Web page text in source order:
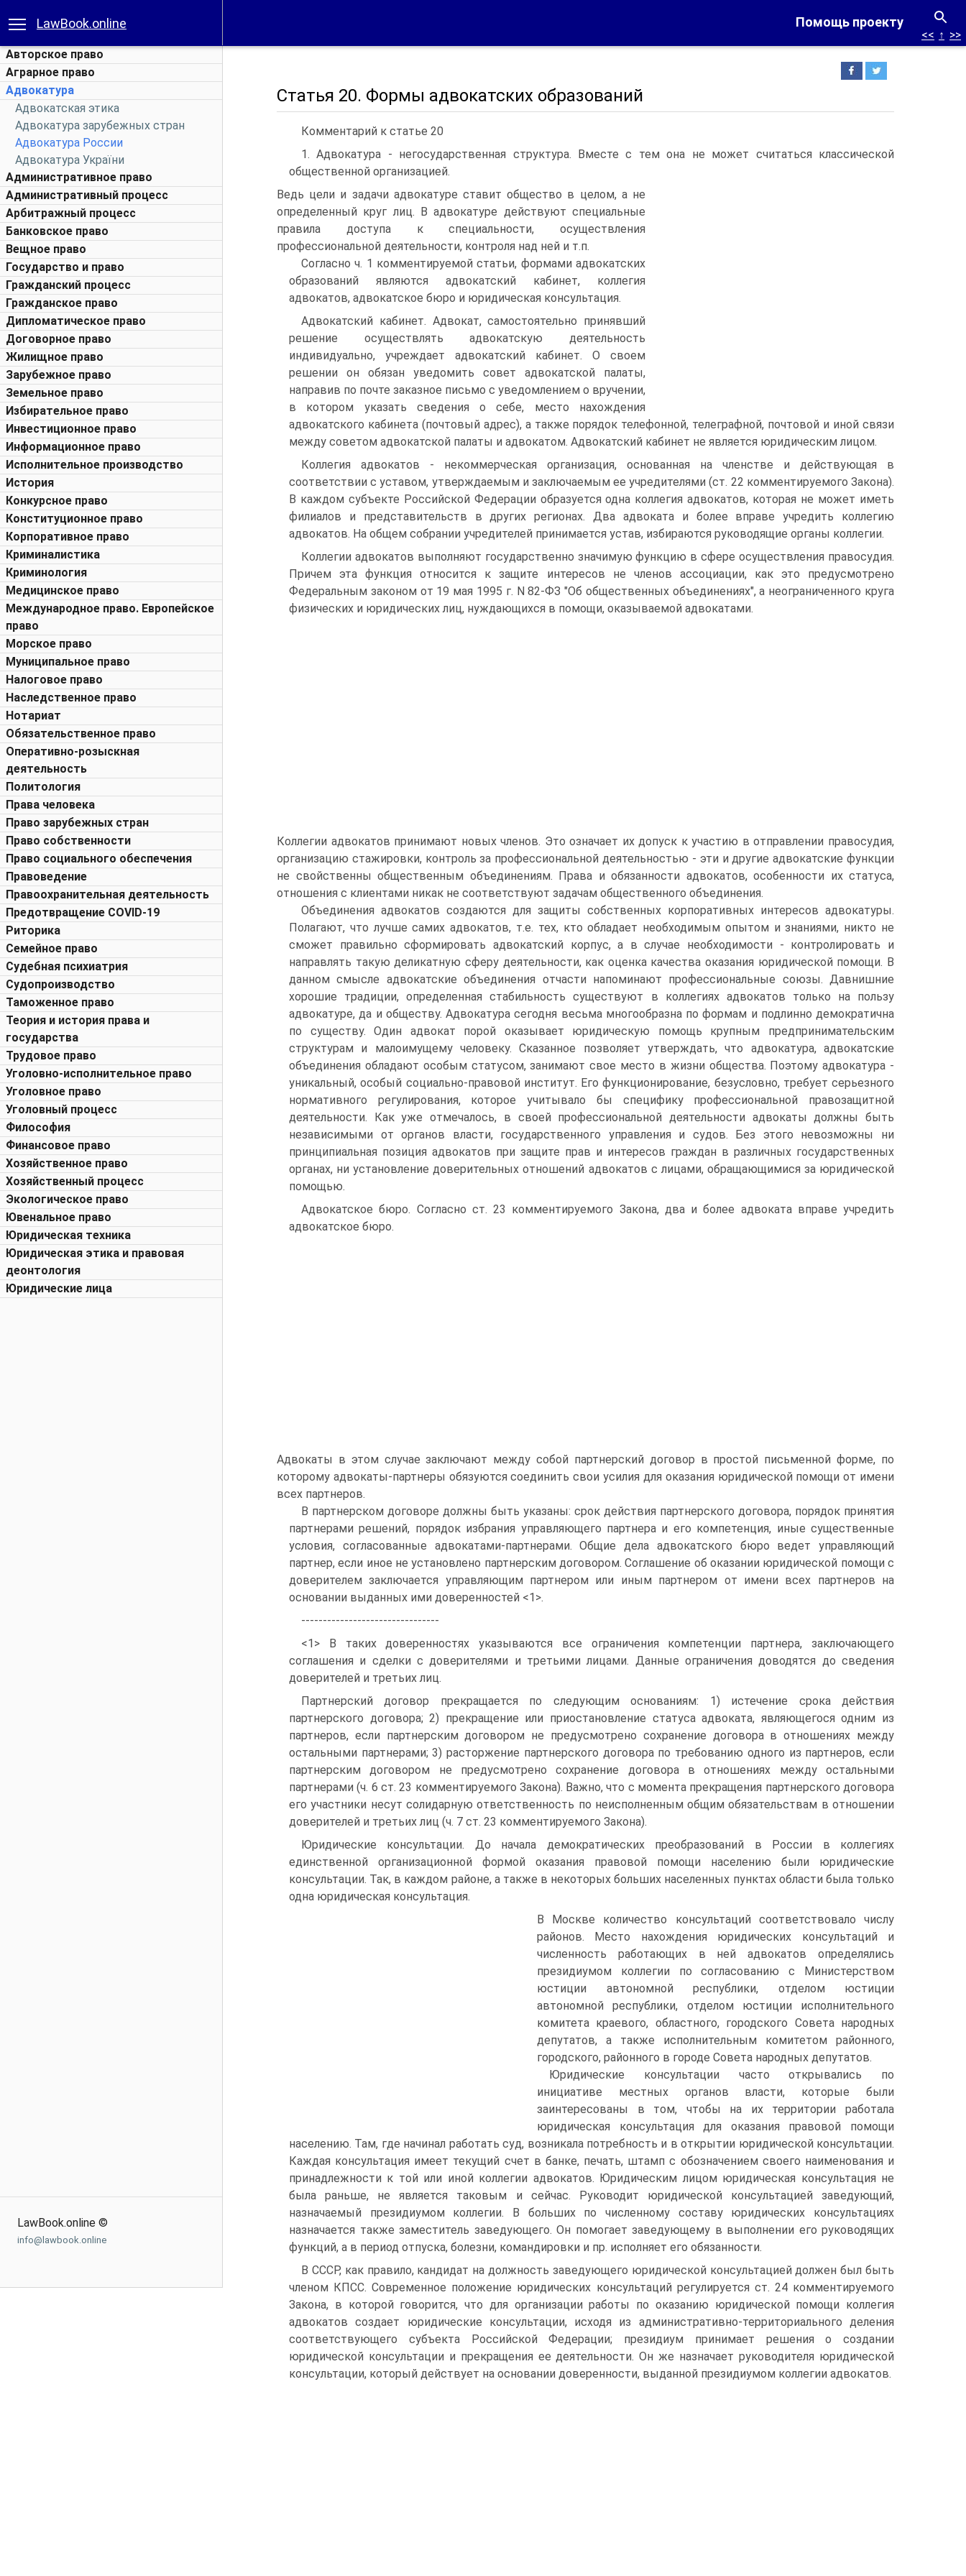
Помощь проекту
LawBook.online
Авторское право
Аграрное право
Адвокатура
Адвокатская этика
Адвокатура зарубежных стран
Адвокатура России
Адвокатура України
Административное право
Административный процесс
Арбитражный процесс
Банковское право
Вещное право
Государство и право
Гражданский процесс
Гражданское право
Дипломатическое право
Договорное право
Жилищное право
Зарубежное право
Земельное право
Избирательное право
Инвестиционное право
Информационное право
Исполнительное производство
История
Конкурсное право
Конституционное право
Корпоративное право
Криминалистика
Криминология
Медицинское право
Международное право. Европейское
право
Морское право
Муниципальное право
Налоговое право
Наследственное право
Нотариат
Обязательственное право
Оперативно-розыскная
деятельность
Политология
Права человека
Право зарубежных стран
Право собственности
Право социального обеспечения
Правоведение
Правоохранительная деятельность
Предотвращение COVID-19
Риторика
Семейное право
Судебная психиатрия
Судопроизводство
Таможенное право
Теория и история права и
государства
Трудовое право
Уголовно-исполнительное право
Уголовное право
Уголовный процесс
Философия
Финансовое право
Хозяйственное право
Хозяйственный процесс
Экологическое право
Ювенальное право
Юридическая техника
Юридическая этика и правовая
деонтология
Юридические лица
LawBook.online ©
info@lawbook.online
<< ↑ >>
Статья 20. Формы адвокатских образований
Комментарий к статье 20
1. Адвокатура - негосударственная структура. Вместе с тем она не может считаться классической
общественной организацией.
Ведь цели и задачи адвокатуре ставит общество в целом, а не
определенный круг лиц. В адвокатуре действуют специальные
правила доступа к специальности, осуществления
профессиональной деятельности, контроля над ней и т.п.
Согласно ч. 1 комментируемой статьи, формами адвокатских
образований являются адвокатский кабинет, коллегия
адвокатов, адвокатское бюро и юридическая консультация.
Адвокатский кабинет. Адвокат, самостоятельно принявший
решение осуществлять адвокатскую деятельность
индивидуально, учреждает адвокатский кабинет. О своем
решении он обязан уведомить совет адвокатской палаты,
направив по почте заказное письмо с уведомлением о вручении,
в котором указать сведения о себе, место нахождения
адвокатского кабинета (почтовый адрес), а также порядок телефонной, телеграфной, почтовой и иной связи
между советом адвокатской палаты и адвокатом. Адвокатский кабинет не является юридическим лицом.
Коллегия адвокатов - некоммерческая организация, основанная на членстве и действующая в
соответствии с уставом, утверждаемым и заключаемым ее учредителями (ст. 22 комментируемого Закона).
В каждом субъекте Российской Федерации образуется одна коллегия адвокатов, которая не может иметь
филиалов и представительств в других регионах. Два адвоката и более вправе учредить коллегию
адвокатов. На общем собрании учредителей принимается устав, избираются руководящие органы коллегии.
Коллегии адвокатов выполняют государственно значимую функцию в сфере осуществления правосудия.
Причем эта функция относится к защите интересов не членов ассоциации, как это предусмотрено
Федеральным законом от 19 мая 1995 г. N 82-ФЗ "Об общественных объединениях", а неограниченного круга
физических и юридических лиц, нуждающихся в помощи, оказываемой адвокатами.
Коллегии адвокатов принимают новых членов. Это означает их допуск к участию в отправлении правосудия,
организацию стажировки, контроль за профессиональной деятельностью - эти и другие адвокатские функции
не свойственны общественным объединениям. Права и обязанности адвокатов, особенности их статуса,
отношения с клиентами никак не соответствуют задачам общественного объединения.
Объединения адвокатов создаются для защиты собственных корпоративных интересов адвокатуры.
Полагают, что лучше самих адвокатов, т.е. тех, кто обладает необходимым опытом и знаниями, никто не
сможет правильно сформировать адвокатский корпус, а в случае необходимости - контролировать и
направлять такую деликатную сферу деятельности, как оценка качества оказания юридической помощи. В
данном смысле адвокатские объединения отчасти напоминают профессиональные союзы. Давнишние
хорошие традиции, определенная стабильность существуют в коллегиях адвокатов только на пользу
адвокатуре, да и обществу. Адвокатура сегодня весьма многообразна по формам и подлинно демократична
по существу. Один адвокат порой оказывает юридическую помощь крупным предпринимательским
структурам и малоимущему человеку. Сказанное позволяет утверждать, что адвокатура, адвокатские
объединения обладают особым статусом, занимают свое место в жизни общества. Поэтому адвокатура -
уникальный, особый социально-правовой институт. Его функционирование, безусловно, требует серьезного
нормативного регулирования, которое учитывало бы специфику профессиональной правозащитной
деятельности. Как уже отмечалось, в своей профессиональной деятельности адвокаты должны быть
независимыми от органов власти, государственного управления и судов. Без этого невозможны ни
принципиальная позиция адвокатов при защите прав и интересов граждан в различных государственных
органах, ни установление доверительных отношений адвокатов с лицами, обращающимися за юридической
помощью.
Адвокатское бюро. Согласно ст. 23 комментируемого Закона, два и более адвоката вправе учредить
адвокатское бюро.
Адвокаты в этом случае заключают между собой партнерский договор в простой письменной форме, по
которому адвокаты-партнеры обязуются соединить свои усилия для оказания юридической помощи от имени
всех партнеров.
В партнерском договоре должны быть указаны: срок действия партнерского договора, порядок принятия
партнерами решений, порядок избрания управляющего партнера и его компетенция, иные существенные
условия, согласованные адвокатами-партнерами. Общие дела адвокатского бюро ведет управляющий
партнер, если иное не установлено партнерским договором. Соглашение об оказании юридической помощи с
доверителем заключается управляющим партнером или иным партнером от имени всех партнеров на
основании выданных ими доверенностей <1>.
--------------------------------
<1> В таких доверенностях указываются все ограничения компетенции партнера, заключающего
соглашения и сделки с доверителями и третьими лицами. Данные ограничения доводятся до сведения
доверителей и третьих лиц.
Партнерский договор прекращается по следующим основаниям: 1) истечение срока действия
партнерского договора; 2) прекращение или приостановление статуса адвоката, являющегося одним из
партнеров, если партнерским договором не предусмотрено сохранение договора в отношениях между
остальными партнерами; 3) расторжение партнерского договора по требованию одного из партнеров, если
партнерским договором не предусмотрено сохранение договора в отношениях между остальными
партнерами (ч. 6 ст. 23 комментируемого Закона). Важно, что с момента прекращения партнерского договора
его участники несут солидарную ответственность по неисполненным общим обязательствам в отношении
доверителей и третьих лиц (ч. 7 ст. 23 комментируемого Закона).
Юридические консультации. До начала демократических преобразований в России в коллегиях
единственной организационной формой оказания правовой помощи населению были юридические
консультации. Так, в каждом районе, а также в некоторых больших населенных пунктах области была только
одна юридическая консультация.
В Москве количество консультаций соответствовало числу
районов. Место нахождения юридических консультаций и
численность работающих в ней адвокатов определялись
президиумом коллегии по согласованию с Министерством
юстиции автономной республики, отделом юстиции
автономной республики, отделом юстиции исполнительного
комитета краевого, областного, городского Совета народных
депутатов, а также исполнительным комитетом районного,
городского, районного в городе Совета народных депутатов.
Юридические консультации часто открывались по
инициативе местных органов власти, которые были
заинтересованы в том, чтобы на их территории работала
юридическая консультация для оказания правовой помощи
населению. Там, где начинал работать суд, возникала потребность и в открытии юридической консультации.
Каждая консультация имеет текущий счет в банке, печать, штамп с обозначением своего наименования и
принадлежности к той или иной коллегии адвокатов. Юридическим лицом юридическая консультация не
была раньше, не является таковым и сейчас. Руководит юридической консультацией заведующий,
назначаемый президиумом коллегии. В больших по численному составу юридических консультациях
назначается также заместитель заведующего. Он помогает заведующему в выполнении его руководящих
функций, а в период отпуска, болезни, командировки и пр. исполняет его обязанности.
В СССР, как правило, кандидат на должность заведующего юридической консультацией должен был быть
членом КПСС. Современное положение юридических консультаций регулируется ст. 24 комментируемого
Закона, в которой говорится, что для организации работы по оказанию юридической помощи коллегия
адвокатов создает юридические консультации, исходя из административно-территориального деления
соответствующего субъекта Российской Федерации; президиум принимает решения о создании
юридической консультации и прекращения ее деятельности. Он же назначает руководителя юридической
консультации, который действует на основании доверенности, выданной президиумом коллегии адвокатов.